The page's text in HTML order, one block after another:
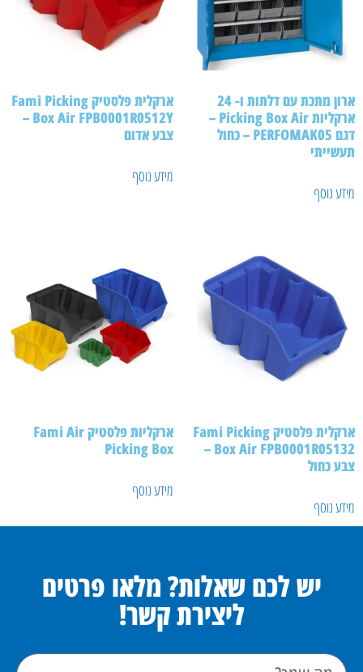
ארון מתכת עם דלתות ו- 24
ארקליות Picking Box Air –
דגם PERFOMAK05 – כחול
תעשייתי
מידע נוסף
ארקלית פלסטיק Fami Picking
Box Air FPB0001R0512Y –
צבע אדום
מידע נוסף
ארקלית פלסטיק Fami Picking
Box Air FPB0001R05132 –
צבע כחול
מידע נוסף
ארקליות פלסטיק Fami Air
Picking Box
מידע נוסף
יש לכם שאלות? מלאו פרטים
ליצירת קשר!